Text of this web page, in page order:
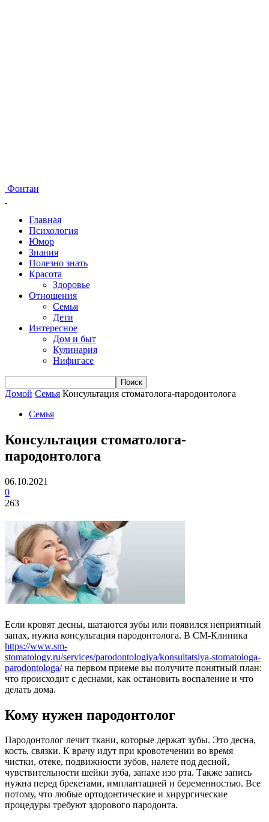
Фонтан
Главная
Психология
Юмор
Знания
Полезно знать
Красота
Здоровье
Отношения
Семья
Дети
Интересное
Дом и быт
Кулинария
Нифигасе
Домой Семья Консультация стоматолога-пародонтолога
Семья
Консультация стоматолога-
пародонтолога
06.10.2021
0
263
Если кровят десны, шатаются зубы или появился неприятный
запах, нужна консультация пародонтолога. В СМ-Клиника
https://www.sm-
stomatology.ru/services/parodontologiya/konsultatsiya-stomatologa-
parodontologa/на первом приеме вы получите понятный план:
что происходит с деснами, как остановить воспаление и что
делать дома.
Кому нужен пародонтолог
Пародонтолог лечит ткани, которые держат зубы. Это десна,
кость, связки. К врачу идут при кровотечении во время
чистки, отеке, подвижности зубов, налете под десной,
чувствительности шейки зуба, запахе изо рта. Также запись
нужна перед брекетами, имплантацией и беременностью. Все
потому, что любые ортодонтические и хирургические
процедуры требуют здорового пародонта.